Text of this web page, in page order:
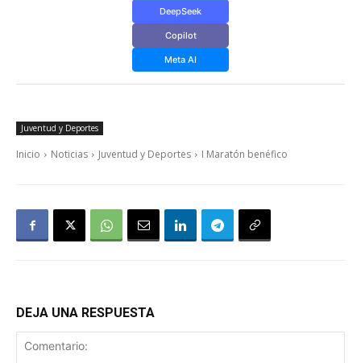
DeepSeek
Copilot
Meta AI
Juventud y Deportes
Inicio Noticias Juventud y Deportes I Maratón benéfico
DEJA UNA RESPUESTA